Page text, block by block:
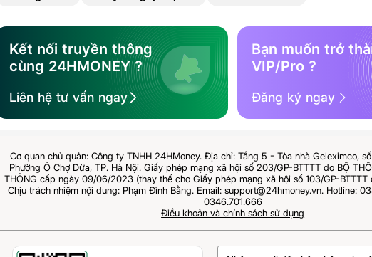
Kết nối truyền thông
cùng 24HMONEY ?
Liên hệ tư vấn ngay
Bạn muốn trở
VIP/Pro ?
Đăng ký ngay
Cơ quan chủ quản: Công ty TNHH 24HMoney. Địa chỉ: Tầng 5 - Tòa nhà Geleximco,
Phường Ô Chợ Dừa, TP. Hà Nội. Giấy phép mạng xã hội số 203/GP-BTTTT do BỘ
THÔNG cấp ngày 09/06/2023 (thay thế cho Giấy phép mạng xã hội số 103/GP-
Chịu trách nhiệm nội dung: Phạm Đình Bằng. Email: support@24hmoney.vn. Hotline:
0346.701.666
Điều khoản và chính sách sử dụng